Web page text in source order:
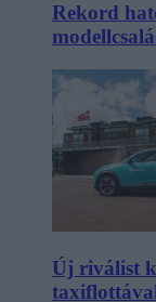
Rekord
Új riválist